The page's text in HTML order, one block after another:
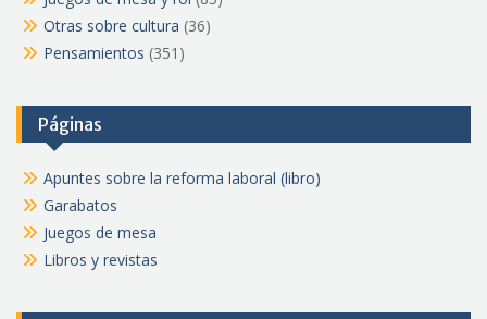
Otras sobre cultura (36)
Pensamientos (351)
Páginas
Apuntes sobre la reforma laboral (libro)
Garabatos
Juegos de mesa
Libros y revistas